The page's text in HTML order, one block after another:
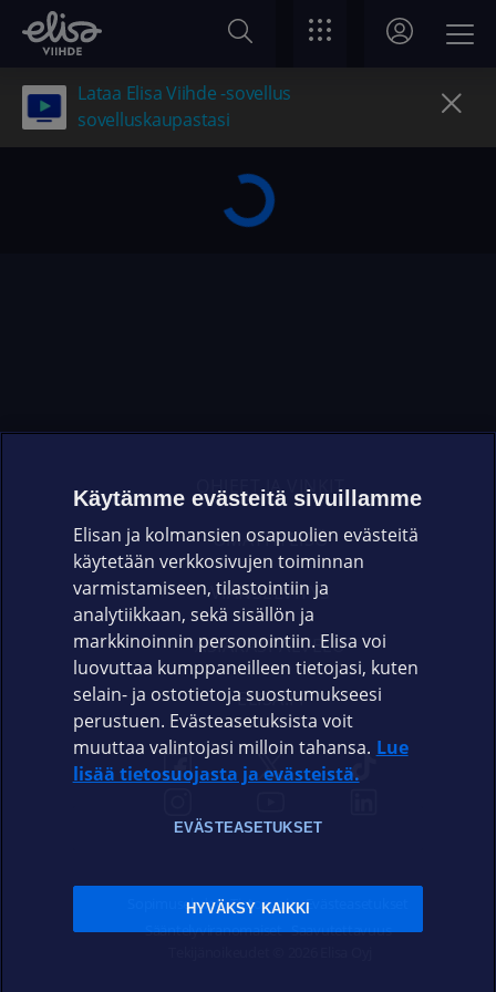
Lataa Elisa Viihde -sovellus
sovelluskaupastasi
OHJEET JA VINKIT
OMAYHTEISÖ
VIANSELVITYS
ASIAKASPALVELU
ELISA.FI
Sopimusehdot Tietosuoja Evästeasetukset
Sääntelyviranomaiset Saavutettavuus
Käytämme evästeitä sivuillamme
Elisan ja kolmansien osapuolien evästeitä
käytetään verkkosivujen toiminnan
varmistamiseen, tilastointiin ja
analytiikkaan, sekä sisällön ja
markkinoinnin personointiin. Elisa voi
luovuttaa kumppaneilleen tietojasi, kuten
selain- ja ostotietoja suostumukseesi
perustuen. Evästeasetuksista voit
muuttaa valintojasi milloin tahansa. Lue
lisää tietosuojasta ja evästeistä.
EVÄSTEASETUKSET
HYVÄKSY KAIKKI